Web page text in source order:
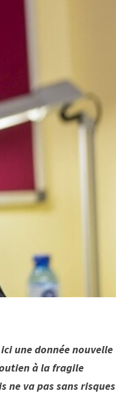
une donnée nouvelle
à la fragile
ne va pas sans risques